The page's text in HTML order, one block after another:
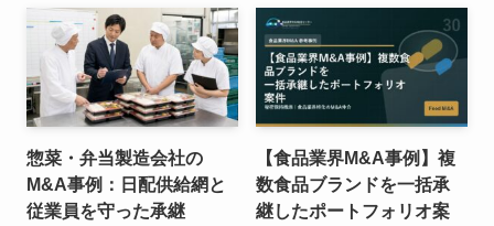
惣菜・弁当製造会社の
M&A事例：日配供給網と
従業員を守った承継
【食品業界M&A事例】複
数食品ブランドを一括承
継したポートフォリオ案